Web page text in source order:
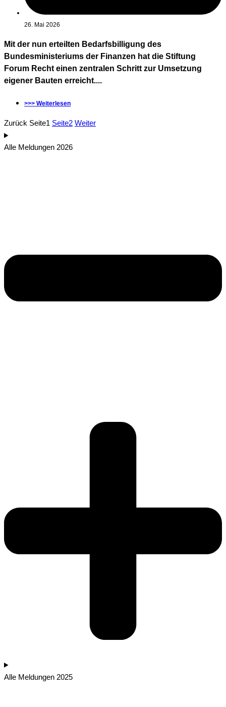
26. Mai 2026
Mit der nun erteilten Bedarfsbilligung des
Bundesministeriums der Finanzen hat die Stiftung
Forum Recht einen zentralen Schritt zur Umsetzung
eigener Bauten erreicht....
>>> Weiterlesen
Zurück Seite1 Seite2 Weiter
Alle Meldungen 2026
Alle Meldungen 2025